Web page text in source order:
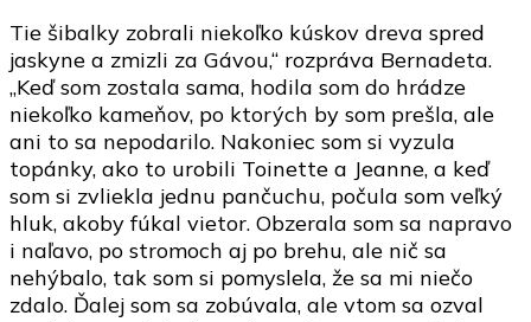
Tie šibalky zobrali niekoľko kúskov dreva spred
jaskyne a zmizli za Gávou,“ rozpráva Bernadeta.
„Keď som zostala sama, hodila som do hrádze
niekoľko kameňov, po ktorých by som prešla, ale
ani to sa nepodarilo. Nakoniec som si vyzula
topánky, ako to urobili Toinette a Jeanne, a keď
som si zvliekla jednu pančuchu, počula som veľký
hluk, akoby fúkal vietor. Obzerala som sa napravo
i naľavo, po stromoch aj po brehu, ale nič sa
nehýbalo, tak som si pomyslela, že sa mi niečo
zdalo. Ďalej som sa zobúvala, ale vtom sa ozval